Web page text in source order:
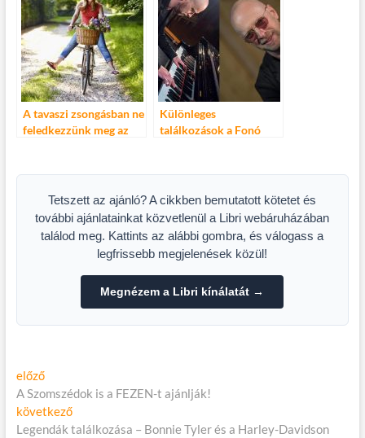
kiállításán
A tavaszi zsongásban ne
feledkezzünk meg az
Különleges
találkozások a Fonó
Tetszett az ajánló? A cikkben bemutatott kötetet és
további ajánlatainkat közvetlenül a Libri webáruházában
találod meg. Kattints az alábbi gombra, és válogass a
legfrissebb megjelenések közül!
Megnézem a Libri kínálatát →
Bejegyzés
navigáció
előzőElőző
cikk:
A Szomszédok is a FEZEN-t ajánlják!
következőKövetkező
cikk:
Legendák találkozása – Bonnie Tyler és a Harley-Davidson